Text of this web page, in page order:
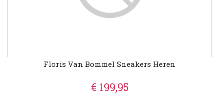
Floris Van Bommel Sneakers Heren
€ 199,95